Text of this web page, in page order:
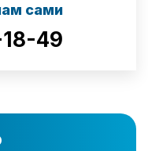
сами
49